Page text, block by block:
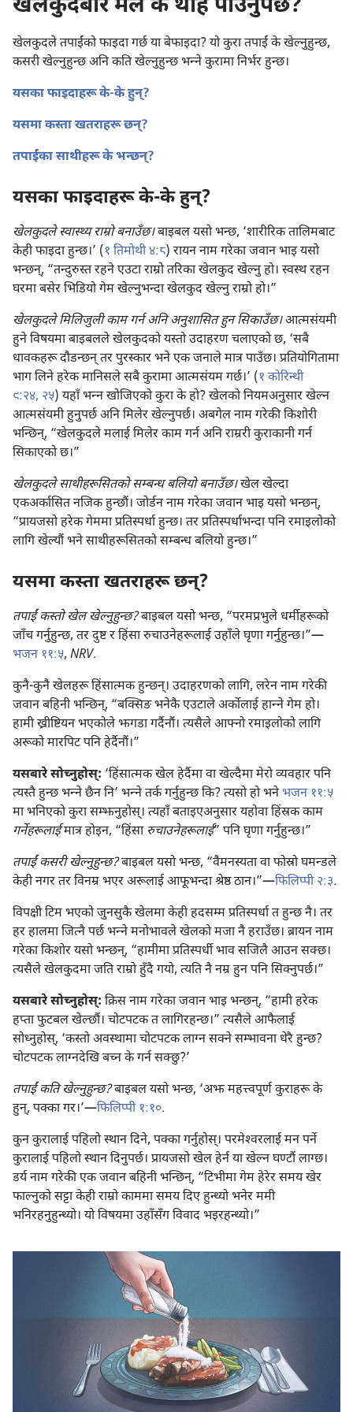
खेलकुदबारे मैले के थाह पाउनुपर्छ?
खेलकुदले तपाईंको फाइदा गर्छ या बेफाइदा? यो कुरा तपाईं के खेल्नुहुन्छ,
कसरी खेल्नुहुन्छ अनि कति खेल्नुहुन्छ भन्‍ने कुरामा निर्भर हुन्छ।
यसका फाइदाहरू के-के हुन्‌?
यसमा कस्ता खतराहरू छन्‌?
तपाईंका साथीहरू के भन्छन्‌?
यसका फाइदाहरू के-के हुन्‌?
खेलकुदले स्वास्थ्य राम्रो बनाउँछ।बाइबल यसो भन्छ, ‘शारीरिक तालिमबाट
केही फाइदा हुन्छ।’ (१ तिमोथी ४:८) रायन नाम गरेका जवान भाइ यसो
भन्छन्‌, “तन्दुरुस्त रहने एउटा राम्रो तरिका खेलकुद खेल्नु हो। स्वस्थ रहन
घरमा बसेर भिडियो गेम खेल्नुभन्दा खेलकुद खेल्नु राम्रो हो।”
खेलकुदले मिलिजुली काम गर्न अनि अनुशासित हुन सिकाउँछ।आत्मसंयमी
हुने विषयमा बाइबलले खेलकुदको यस्तो उदाहरण चलाएको छ, ‘सबै
धावकहरू दौडन्छन्‌ तर पुरस्कार भने एक जनाले मात्र पाउँछ। प्रतियोगितामा
भाग लिने हरेक मानिसले सबै कुरामा आत्मसंयम गर्छ।’ (१ कोरिन्थी
९:२४, २५) यहाँ भन्‍न खोजिएको कुरा के हो? खेलको नियमअनुसार खेल्न
आत्मसंयमी हुनुपर्छ अनि मिलेर खेल्नुपर्छ। अबगेल नाम गरेकी किशोरी
भन्छिन्‌, “खेलकुदले मलाई मिलेर काम गर्न अनि राम्ररी कुराकानी गर्न
सिकाएको छ।”
खेलकुदले साथीहरूसितको सम्बन्ध बलियो बनाउँछ।खेल खेल्दा
एकअर्कासित नजिक हुन्छौं। जोर्डन नाम गरेका जवान भाइ यसो भन्छन्‌,
“प्रायजसो हरेक गेममा प्रतिस्पर्धा हुन्छ। तर प्रतिस्पर्धाभन्दा पनि रमाइलोको
लागि खेल्यौं भने साथीहरूसितको सम्बन्ध बलियो हुन्छ।”
यसमा कस्ता खतराहरू छन्‌?
तपाईं कस्तो खेल खेल्नुहुन्छ?बाइबल यसो भन्छ, “परमप्रभुले धर्मीहरूको
जाँच गर्नुहुन्छ, तर दुष्ट र हिंसा रुचाउनेहरूलाई उहाँले घृणा गर्नुहुन्छ।”—
भजन ११:५, NRV.
कुनै-कुनै खेलहरू हिंसात्मक हुन्छन्‌। उदाहरणको लागि, लरेन नाम गरेकी
जवान बहिनी भन्छिन्‌, “बक्सिङ भनेकै एउटाले अर्कोलाई हान्‍ने गेम हो।
हामी ख्रीष्टियन भएकोले झगडा गर्दैनौं। त्यसैले आफ्नो रमाइलोको लागि
अरूको मारपिट पनि हेर्दैनौं।”
यसबारे सोच्नुहोस्‌: ‘हिंसात्मक खेल हेर्दैमा वा खेल्दैमा मेरो व्यवहार पनि
त्यस्तै हुन्छ भन्‍ने छैन नि’ भन्‍ने तर्क गर्नुहुन्छ कि? त्यसो हो भनेभजन ११:५
मा भनिएको कुरा सम्झनुहोस्‌। त्यहाँ बताइएअनुसार यहोवा हिंस्रक काम
गर्नेहरूलाईमात्र होइन, “हिंसा रुचाउनेहरूलाई” पनि घृणा गर्नुहुन्छ।”
तपाईं कसरी खेल्नुहुन्छ?बाइबल यसो भन्छ, “वैमनस्यता वा फोस्रो घमन्डले
केही नगर तर विनम्र भएर अरूलाई आफूभन्दा श्रेष्ठ ठान।”—फिलिप्पी २:३.
विपक्षी टिम भएको जुनसुकै खेलमा केही हदसम्म प्रतिस्पर्धा त हुन्छ नै। तर
हर हालमा जित्नै पर्छ भन्‍ने मनोभावले खेलको मजा नै हराउँछ। ब्रायन नाम
गरेका किशोर यसो भन्छन्‌, “हामीमा प्रतिस्पर्धी भाव सजिलै आउन सक्छ।
त्यसैले खेलकुदमा जति राम्रो हुँदै गयो, त्यति नै नम्र हुन पनि सिक्नुपर्छ।”
यसबारे सोच्नुहोस्‌: क्रिस नाम गरेका जवान भाइ भन्छन्‌, “हामी हरेक
हप्ता फुटबल खेल्छौं। चोटपटक त लागिरहन्छ।” त्यसैले आफैलाई
सोध्नुहोस्‌, ‘कस्तो अवस्थामा चोटपटक लाग्न सक्ने सम्भावना धेरै हुन्छ?
चोटपटक लाग्नदेखि बच्न के गर्न सक्छु?’
तपाईं कति खेल्नुहुन्छ?बाइबल यसो भन्छ, ‘अझ महत्त्वपूर्ण कुराहरू के
हुन्‌, पक्का गर।’—फिलिप्पी १:१०.
कुन कुरालाई पहिलो स्थान दिने, पक्का गर्नुहोस्‌। परमेश्‍वरलाई मन पर्ने
कुरालाई पहिलो स्थान दिनुपर्छ। प्रायजसो खेल हेर्न या खेल्न घण्टौं लाग्छ।
डर्य नाम गरेकी एक जवान बहिनी भन्छिन्‌, “टिभीमा गेम हेरेर समय खेर
फाल्नुको सट्टा केही राम्रो काममा समय दिए हुन्थ्यो भनेर ममी
भनिरहनुहुन्थ्यो। यो विषयमा उहाँसँग विवाद भइरहन्थ्यो।”